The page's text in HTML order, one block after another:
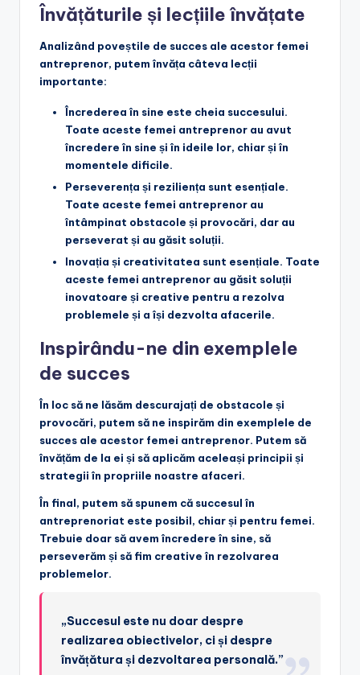
Învățăturile și lecțiile învățate
Analizând poveștile de succes ale acestor femei
antreprenor, putem învăța câteva lecții
importante:
Încrederea în sine este cheia succesului.
Toate aceste femei antreprenor au avut
încredere în sine și în ideile lor, chiar și în
momentele dificile.
Perseverența și reziliența sunt esențiale.
Toate aceste femei antreprenor au
întâmpinat obstacole și provocări, dar au
perseverat și au găsit soluții.
Inovația și creativitatea sunt esențiale. Toate
aceste femei antreprenor au găsit soluții
inovatoare și creative pentru a rezolva
problemele și a își dezvolta afacerile.
Inspirându-ne din exemplele
de succes
În loc să ne lăsăm descurajați de obstacole și
provocări, putem să ne inspirăm din exemplele de
succes ale acestor femei antreprenor. Putem să
învățăm de la ei și să aplicăm aceleași principii și
strategii în propriile noastre afaceri.
În final, putem să spunem că succesul în
antreprenoriat este posibil, chiar și pentru femei.
Trebuie doar să avem încredere în sine, să
perseverăm și să fim creative în rezolvarea
problemelor.
„Succesul este nu doar despre
realizarea obiectivelor, ci și despre
învățătura și dezvoltarea personală.”